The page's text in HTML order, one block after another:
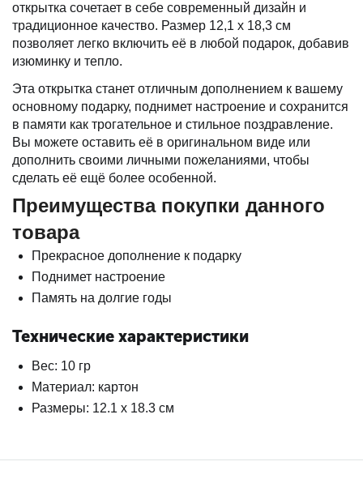
открытка сочетает в себе современный дизайн и
традиционное качество. Размер 12,1 х 18,3 см
позволяет легко включить её в любой подарок, добавив
изюминку и тепло.
Эта открытка станет отличным дополнением к вашему
основному подарку, поднимет настроение и сохранится
в памяти как трогательное и стильное поздравление.
Вы можете оставить её в оригинальном виде или
дополнить своими личными пожеланиями, чтобы
сделать её ещё более особенной.
Преимущества покупки данного
товара
Прекрасное дополнение к подарку
Поднимет настроение
Память на долгие годы
Технические характеристики
Вес: 10 гр
Материал: картон
Размеры: 12.1 х 18.3 см